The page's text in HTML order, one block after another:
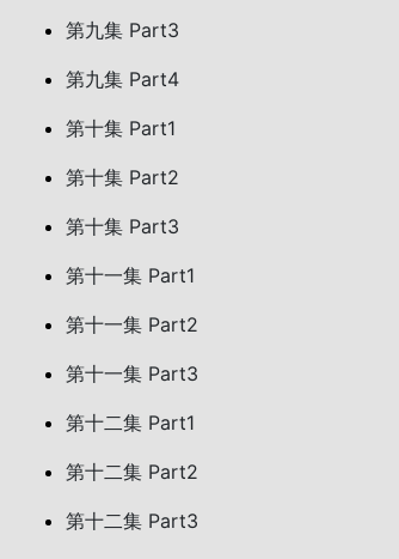
第九集 Part3
第九集 Part4
第十集 Part1
第十集 Part2
第十集 Part3
第十一集 Part1
第十一集 Part2
第十一集 Part3
第十二集 Part1
第十二集 Part2
第十二集 Part3